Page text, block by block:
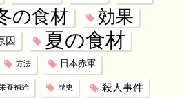
の食材 効果
因 夏の食材
方法 日本赤軍
養補給 歴史 殺人事件